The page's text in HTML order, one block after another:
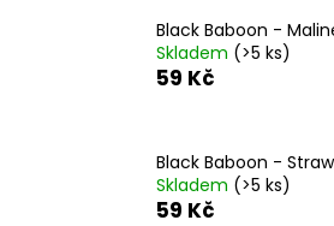
Black Baboon -
Skladem (>5 ks)
59 Kč
Black Baboon -
Skladem (>5 ks)
59 Kč